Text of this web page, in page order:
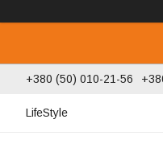
+380 (50) 010-21-56
LifeStyle